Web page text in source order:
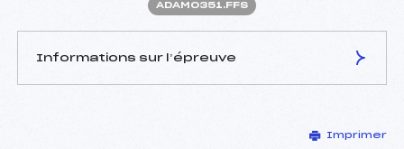
ADAM0351.FFS
Informations sur l’épreuve
JOURDAN FRANCOIS (SA)
Imprimer